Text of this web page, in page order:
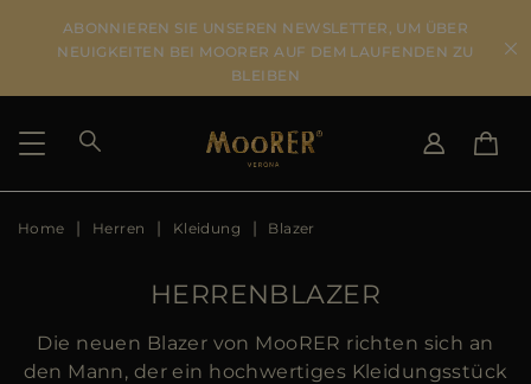
ABONNIEREN SIE UNSEREN NEWSLETTER, UM ÜBER
NEUIGKEITEN BEI MOORER AUF DEM LAUFENDEN ZU
BLEIBEN
LIEFERLAND
Home Herren Kleidung Blazer
HERRENBLAZER
Die neuen Blazer von MooRER richten sich an
den Mann, der ein hochwertiges Kleidungsstück